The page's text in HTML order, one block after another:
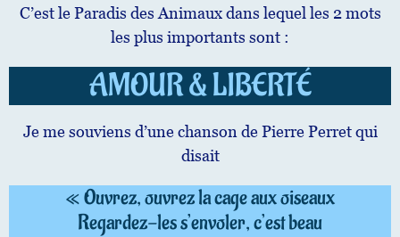
C’est le Paradis des Animaux dans lequel les 2 mots
les plus importants sont :
AMOUR & LIBERTÉ
Je me souviens d’une chanson de Pierre Perret qui
disait
« Ouvrez, ouvrez la cage aux oiseaux
Regardez-les s’envoler, c’est beau